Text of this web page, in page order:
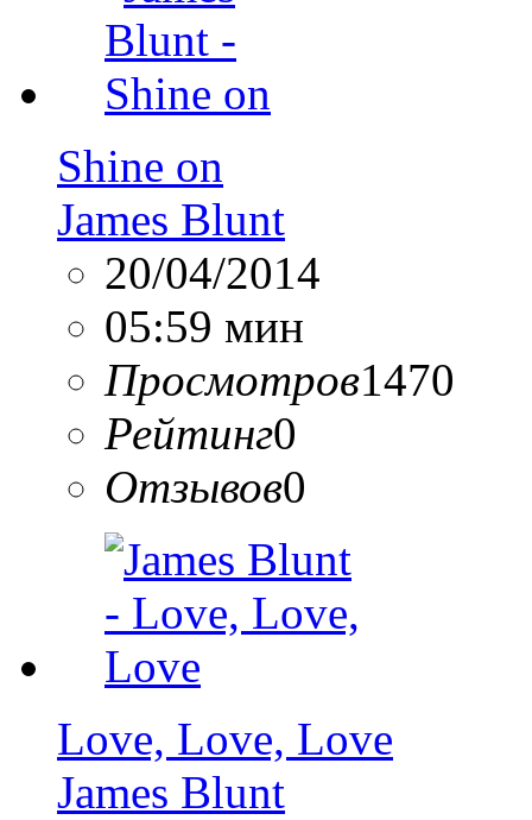
Shine on
James Blunt
20/04/2014
05:59 мин
Просмотров1470
Рейтинг0
Отзывов0
Love, Love, Love
James Blunt